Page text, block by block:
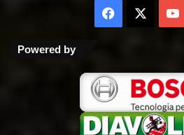
Facebook
Powered by